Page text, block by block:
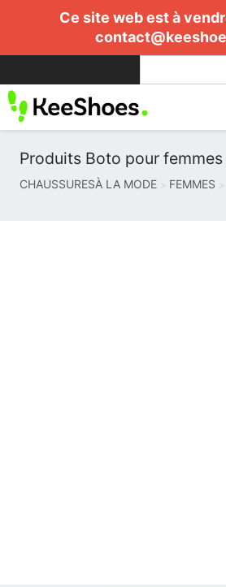
Ce site web est à
Produits Boto pour femmes
CHAUSSURESÀ LA MODE FEMMES